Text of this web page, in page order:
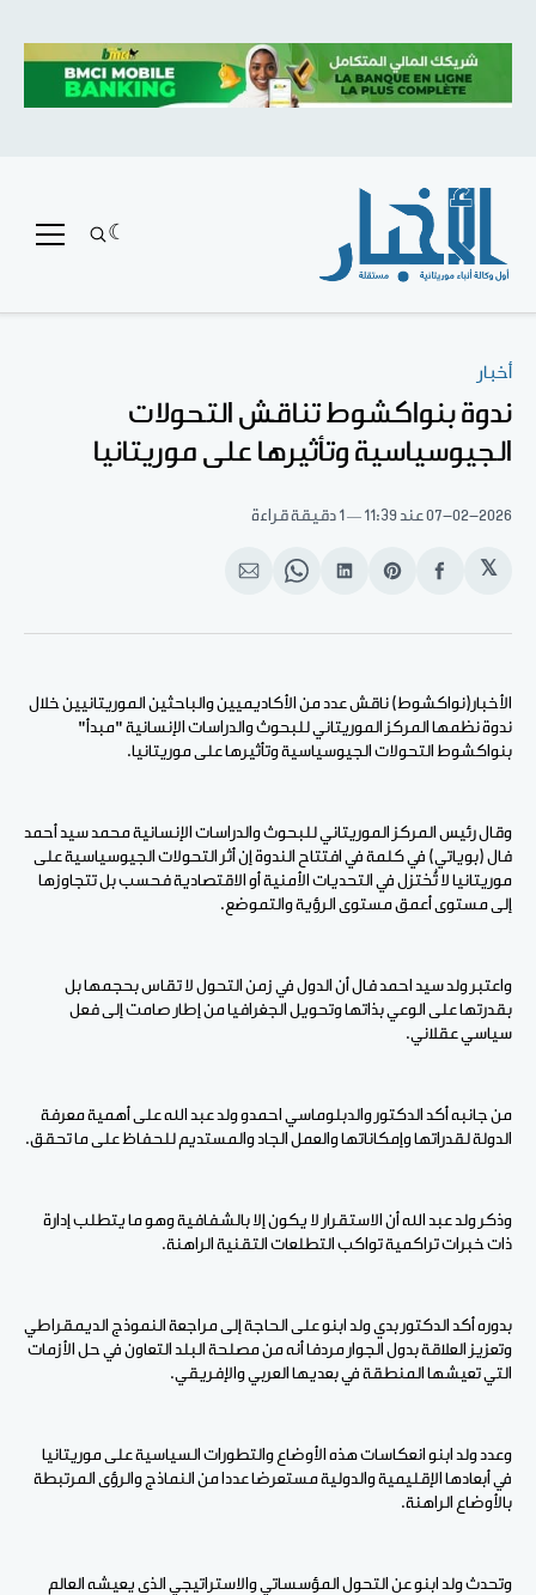
أخبار
ندوة بنواكشوط تناقش التحولات
الجيوسياسية وتأثيرها على موريتانيا
07-02-2026عند 11:39 1 دقيقة قراءة
𝕏
انشر
الفيسبوك
Share
Pinterest
انشر
لينكد
Share
WhatsApp
انشر
الإيميل
الأخبار(نواكشوط) ناقش عدد من الأكاديميين والباحثين الموريتانيين خلال
ندوة نظمها المركز الموريتاني للبحوث والدراسات الإنسانية "مبدأ"
بنواكشوط التحولات الجيوسياسية وتأثيرها على موريتانيا.
وقال رئيس المركز الموريتاني للبحوث والدراسات الإنسانية محمد سيد أحمد
فال (بوياتي) في كلمة في افتتاح الندوة إن أثر التحولات الجيوسياسية على
موريتانيا لا تٌختزل في التحديات الأمنية أو الاقتصادية فحسب بل تتجاوزها
إلى مستوى أعمق مستوى الرؤية والتموضع.
واعتبر ولد سيد احمد فال أن الدول في زمن التحول لا تقاس بحجمها بل
بقدرتها على الوعي بذاتها وتحويل الجغرافيا من إطار صامت إلى فعل
سياسي عقلاني.
من جانبه أكد الدكتور والدبلوماسي احمدو ولد عبد الله على أهمية معرفة
الدولة لقدراتها وإمكاناتها والعمل الجاد والمستديم للحفاظ على ما تحقق.
وذكر ولد عبد الله أن الاستقرار لا يكون إلا بالشفافية وهو ما يتطلب إدارة
ذات خبرات تراكمية تواكب التطلعات التقنية الراهنة.
بدوره أكد الدكتور بدي ولد ابنو على الحاجة إلى مراجعة النموذج الديمقراطي
وتعزيز العلاقة بدول الجوار مردفا أنه من مصلحة البلد التعاون في حل الأزمات
التي تعيشها المنطقة في بعديها العربي والإفريقي.
وعدد ولد ابنو انعكاسات هذه الأوضاع والتطورات السياسية على موريتانيا
في أبعادها الإقليمية والدولية مستعرضا عددا من النماذج والرؤى المرتبطة
بالأوضاع الراهنة.
وتحدث ولد ابنو عن التحول المؤسساتي والاستراتيجي الذي يعيشه العالم